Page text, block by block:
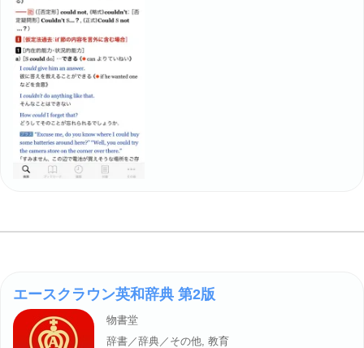
エースクラウン英和辞典 第2版
物書堂
辞書／辞典／その他, 教育